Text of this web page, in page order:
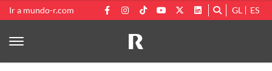
Ir a mundo-r.com GL ES